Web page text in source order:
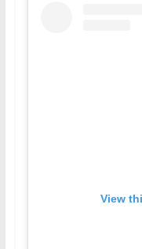
View